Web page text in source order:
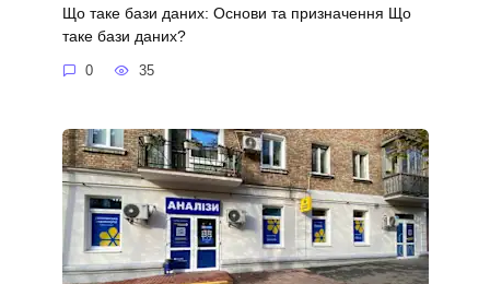
Що таке бази даних: Основи та призначення Що
таке бази даних?
0 35